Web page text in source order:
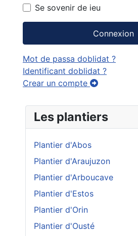
Se sovenir de ieu
Connexion
Mot de passa doblidat ?
Identificant doblidat ?
Crear un compte
Les plantiers
Plantier d'Abos
Plantier d'Araujuzon
Plantier d'Arboucave
Plantier d'Estos
Plantier d'Orin
Plantier d'Ousté